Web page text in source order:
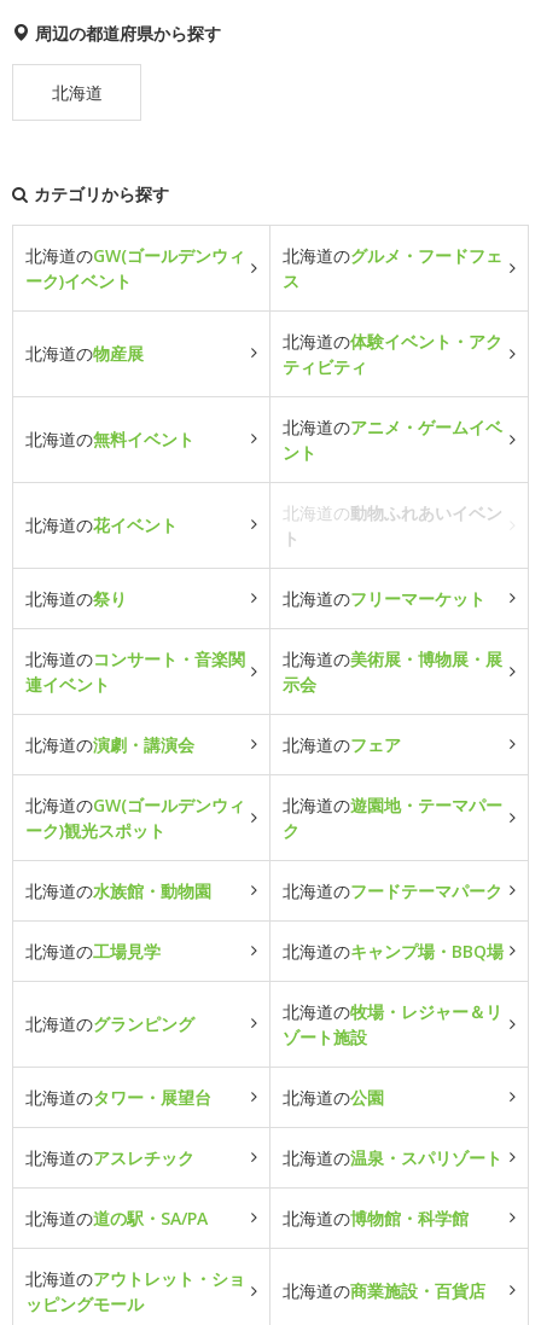
周辺の都道府県から探す
北海道
カテゴリから探す
北海道のGW(ゴールデンウィ
ーク)イベント
北海道のグルメ・フードフェ
ス
北海道の物産展
北海道の体験イベント・アク
ティビティ
北海道の無料イベント
北海道のアニメ・ゲームイベ
ント
北海道の花イベント
北海道の動物ふれあいイベン
ト
北海道の祭り 北海道のフリーマーケット
北海道のコンサート・音楽関
連イベント
北海道の美術展・博物展・展
示会
北海道の演劇・講演会 北海道のフェア
北海道のGW(ゴールデンウィ
ーク)観光スポット
北海道の遊園地・テーマパー
ク
北海道の水族館・動物園 北海道のフードテーマパーク
北海道の工場見学 北海道のキャンプ場・BBQ場
北海道のグランピング
北海道の牧場・レジャー＆リ
ゾート施設
北海道のタワー・展望台 北海道の公園
北海道のアスレチック 北海道の温泉・スパリゾート
北海道の道の駅・SA/PA 北海道の博物館・科学館
北海道のアウトレット・ショ
ッピングモール
北海道の商業施設・百貨店